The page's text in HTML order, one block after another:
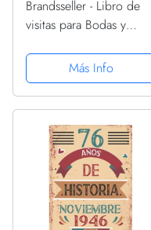
Brandsseller - Libro de
visitas para Bodas y
Corazones o 50 Estrellas
de Madera para Escribir
Más Info